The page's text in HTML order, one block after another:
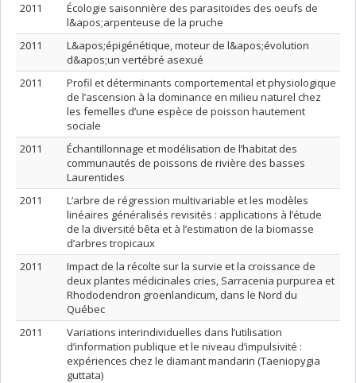
2011
Écologie saisonnière des parasitoïdes des oeufs de
l&apos;arpenteuse de la pruche
2011
L&apos;épigénétique, moteur de l&apos;évolution
d&apos;un vertébré asexué
2011
Profil et déterminants comportemental et physiologique
de l’ascension à la dominance en milieu naturel chez
les femelles d’une espèce de poisson hautement
sociale
2011
Échantillonnage et modélisation de l’habitat des
communautés de poissons de rivière des basses
Laurentides
2011
L’arbre de régression multivariable et les modèles
linéaires généralisés revisités : applications à l’étude
de la diversité bêta et à l’estimation de la biomasse
d’arbres tropicaux
2011
Impact de la récolte sur la survie et la croissance de
deux plantes médicinales cries, Sarracenia purpurea et
Rhododendron groenlandicum, dans le Nord du
Québec
2011
Variations interindividuelles dans l’utilisation
d’information publique et le niveau d’impulsivité :
expériences chez le diamant mandarin (Taeniopygia
guttata)